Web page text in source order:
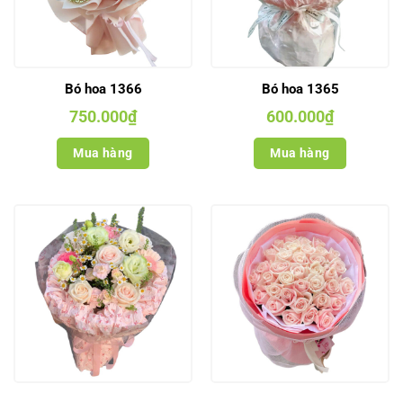
Bó hoa 1366
750.000₫
Mua hàng
Bó hoa 1365
600.000₫
Mua hàng